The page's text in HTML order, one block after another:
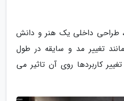
طراحی داخلی یک هنر و دانش
تغییر مد و سایقه در طول
کاربردها روی آن تاثیر می